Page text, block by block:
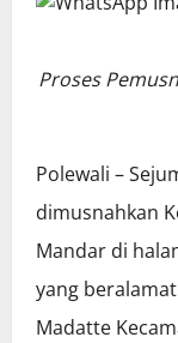
Proses
Polewali –
dimusnahkan
Mandar di
yang
Madatte